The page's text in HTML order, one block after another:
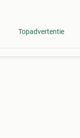
Topadvertentie